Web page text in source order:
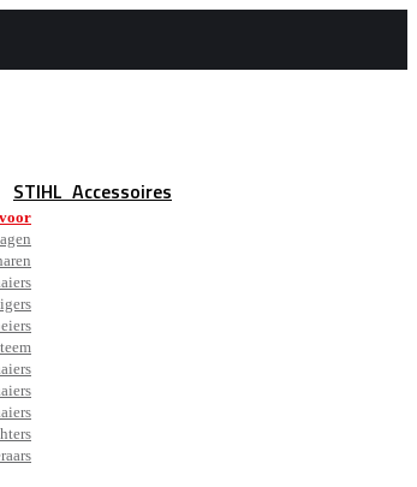
STIHL Accessoires